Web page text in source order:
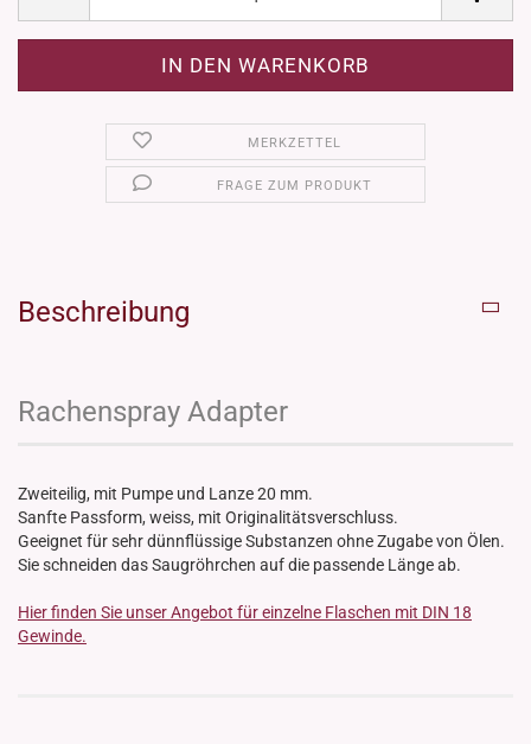
MERKZETTEL
FRAGE ZUM PRODUKT
Beschreibung
Rachenspray Adapter
Zweiteilig, mit Pumpe und Lanze 20 mm.
Sanfte Passform, weiss, mit Originalitätsverschluss.
Geeignet für sehr dünnflüssige Substanzen ohne Zugabe von Ölen.
Sie schneiden das Saugröhrchen auf die passende Länge ab.
Hier finden Sie unser Angebot für einzelne Flaschen mit DIN 18
Gewinde.